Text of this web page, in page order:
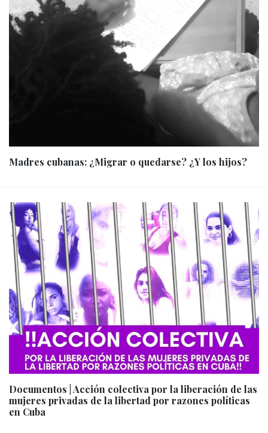
Madres cubanas: ¿Migrar o quedarse? ¿Y los hijos?
Documentos | Acción colectiva por la liberación de las
mujeres privadas de la libertad por razones políticas
en Cuba